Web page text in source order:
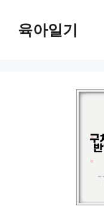
육아일기